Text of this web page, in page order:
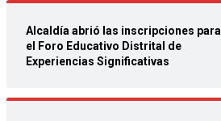
Alcaldía abrió las inscripciones para
el Foro Educativo Distrital de
Experiencias Significativas